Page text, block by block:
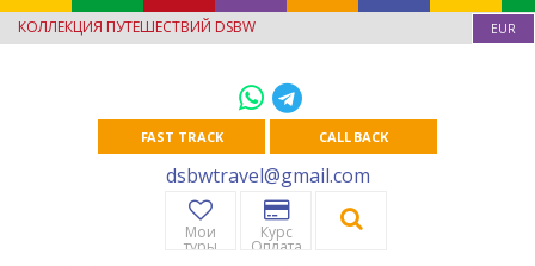
КОЛЛЕКЦИЯ ПУТЕШЕСТВИЙ DSBW EUR
FAST TRACK CALL BACK
dsbwtravel@gmail.com
Мои
туры
Курс
Оплата